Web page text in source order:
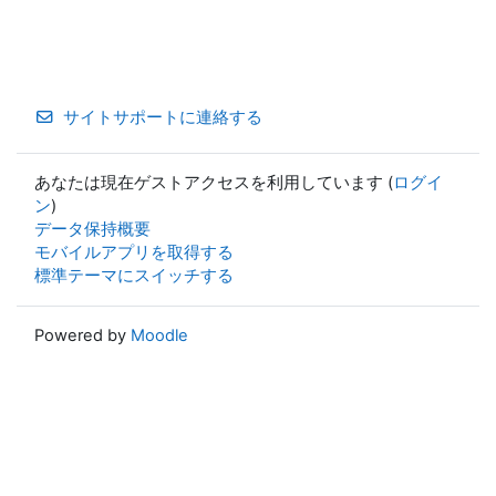
サイトサポートに連絡する
あなたは現在ゲストアクセスを利用しています (ログイ
ン)
データ保持概要
モバイルアプリを取得する
標準テーマにスイッチする
Powered by Moodle